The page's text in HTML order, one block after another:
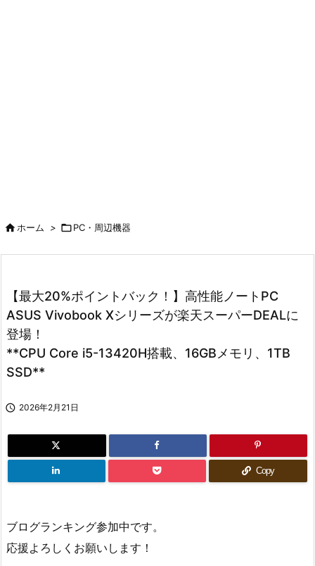
ホーム > PC・周辺機器
【最大20%ポイントバック！】高性能ノートPC
ASUS Vivobook Xシリーズが楽天スーパーDEALに
登場！
**CPU Core i5-13420H搭載、16GBメモリ、1TB
SSD**
 2026年2月21日
Copy
ブログランキング参加中です。
応援よろしくお願いします！